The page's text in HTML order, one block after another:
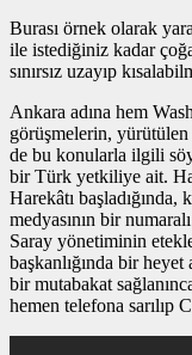
Burası örnek olarak
ile istediğiniz kadar
sınırsız uzayıp
Ankara adına hem
görüşmelerin,
de bu konularla ilgili
bir Türk yetkiliye ait.
Harekâtı
medyasının bir
Saray yönetiminin
başkanlığında bir
bir mutabakat
hemen telefona sarılıp